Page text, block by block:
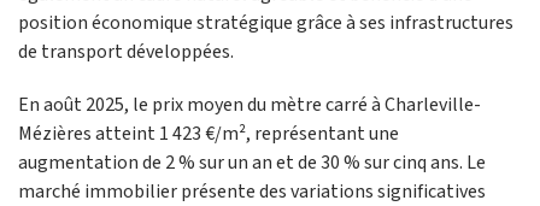
position économique stratégique grâce à ses infrastructures
de transport développées.
En août 2025, le prix moyen du mètre carré à Charleville-
Mézières atteint 1 423 €/m², représentant une
augmentation de 2 % sur un an et de 30 % sur cinq ans. Le
marché immobilier présente des variations significatives